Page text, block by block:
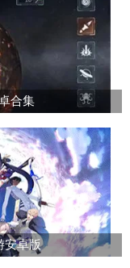
合集
安卓版